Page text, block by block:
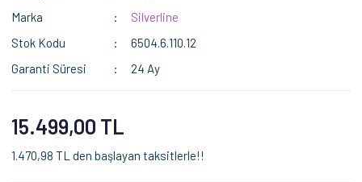
Marka
Silverline
Stok Kodu
6504.6.110.12
Garanti Süresi
24 Ay
15.499,00 TL
1.470,98 TL den başlayan taksitlerle!!